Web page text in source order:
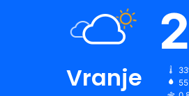
Vranje